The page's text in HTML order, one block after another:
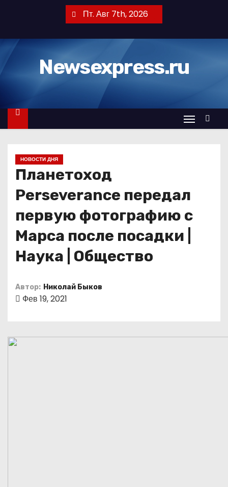
т
к
Пт. Авг 7th, 2026
Newsexpress.ru
НОВОСТИ ДНЯ
Планетоход
Perseverance передал
первую фотографию с
Марса после посадки |
Наука | Общество
Автор: Николай Быков
Фев 19, 2021